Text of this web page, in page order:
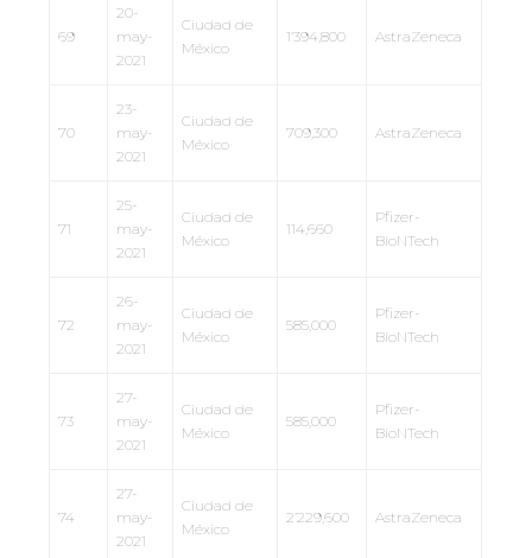
69
20-
may-
2021
Ciudad de
México
1’394,800 AstraZeneca
70
23-
may-
2021
Ciudad de
México
709,300 AstraZeneca
71
25-
may-
2021
Ciudad de
México
114,660
Pfizer-
BioNTech
72
26-
may-
2021
Ciudad de
México
585,000
Pfizer-
BioNTech
73
27-
may-
2021
Ciudad de
México
585,000
Pfizer-
BioNTech
74
27-
may-
2021
Ciudad de
México
2’229,600 AstraZeneca